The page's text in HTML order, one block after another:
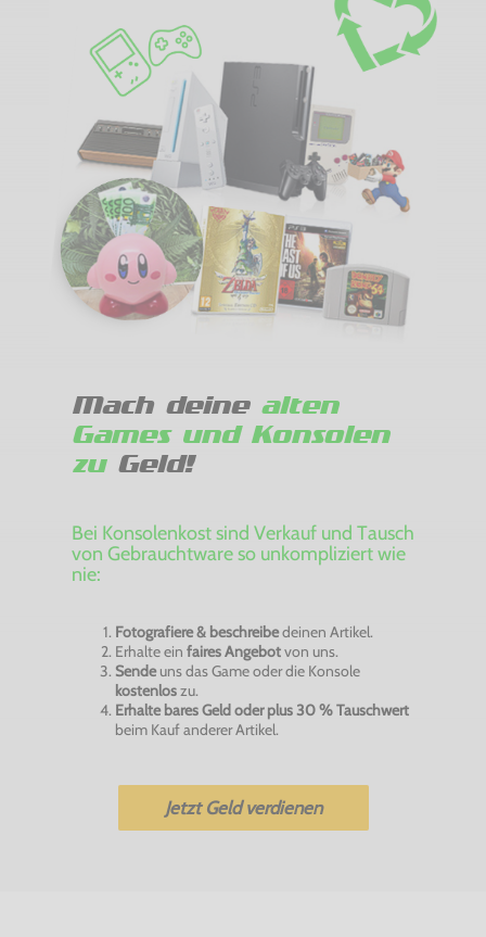
Mach deine alten
Games und Konsolen
zuGeld!
Bei Konsolenkost sind Verkauf und Tausch
von Gebrauchtware so unkompliziert wie
nie:
Fotografiere & beschreibedeinen Artikel.
Erhalte ein faires Angebotvon uns.
Sendeuns das Game oder die Konsole
kostenloszu.
Erhalte bares Geld oder plus 30 % Tauschwert
beim Kauf anderer Artikel.
Jetzt Geld verdienen